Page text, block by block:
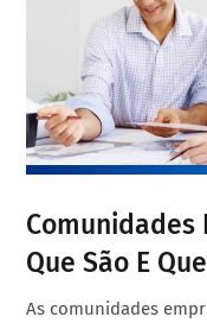
Comunidades
Que São E
As comunidades